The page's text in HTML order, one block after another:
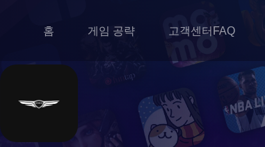
홈 게임 공략 고객센터FAQ